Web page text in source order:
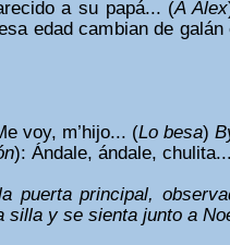
a su papá... (A Alex
edad cambian de
voy, m’hijo... (Lo besa)
): Ándale, ándale,
puerta principal,
silla y se sienta junto a